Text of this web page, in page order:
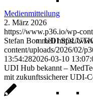
UDI
Medienmitteilung
2. März 2026
https://www.p36.io/wp-
Stefan Bommeli https://
content/uploads/2026/02/
13:54:282026-03-10
UDI Hub bekannt –
mit zukunftssicherer UDI-